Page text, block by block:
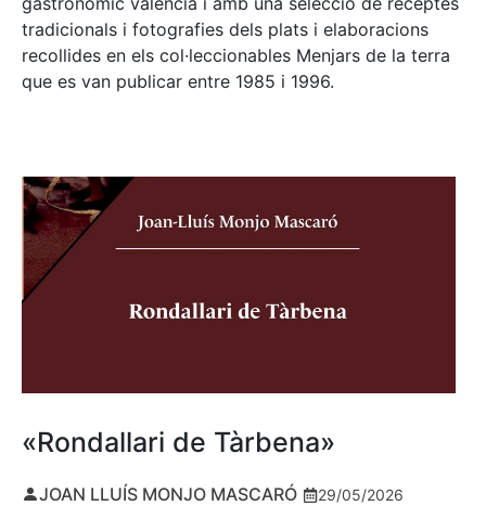
tradicionals i fotografies dels plats i elaboracions
recollides en els col·leccionables Menjars de la terra
que es van publicar entre 1985 i 1996.
«Rondallari de Tàrbena»
JOAN LLUÍS MONJO MASCARÓ 29/05/2026